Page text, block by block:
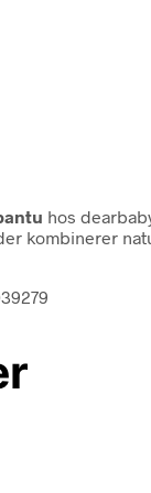
hos
kombinerer